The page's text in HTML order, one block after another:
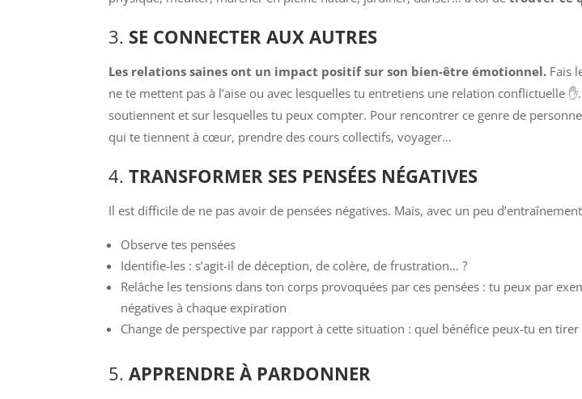
3. SE CONNECTER AUX AUTRES
Les relations saines ont un impact positif sur son bien-être émotionnel. Fais
ne te mettent pas à l’aise ou avec lesquelles tu entretiens une relation conflictuelle
soutiennent et sur lesquelles tu peux compter. Pour rencontrer ce genre de
qui te tiennent à cœur, prendre des cours collectifs, voyager…
4.TRANSFORMER SES PENSÉES NÉGATIVES
Il est difficile de ne pas avoir de pensées négatives. Mais, avec un peu
Observe tes pensées
Identifie-les : s’agit-il de déception, de colère, de frustration… ?
Relâche les tensions dans ton corps provoquées par ces pensées : tu peux par
négatives à chaque expiration
Change de perspective par rapport à cette situation : quel bénéfice peux-tu en tirer
5.APPRENDRE À PARDONNER